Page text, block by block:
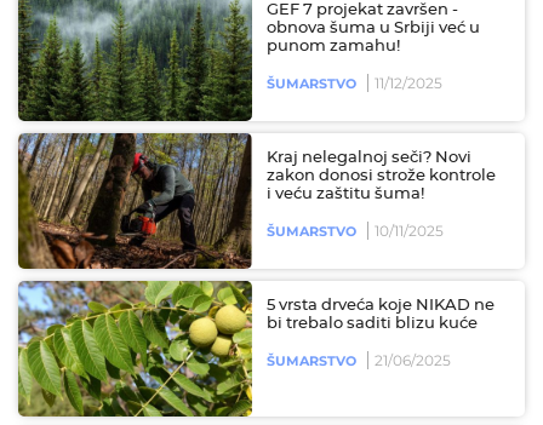
GEF 7 projekat završen -
obnova šuma u Srbiji već u
punom zamahu!
ŠUMARSTVO 11/12/2025
Kraj nelegalnoj seči? Novi
zakon donosi strože kontrole
i veću zaštitu šuma!
ŠUMARSTVO 10/11/2025
5 vrsta drveća koje NIKAD ne
bi trebalo saditi blizu kuće
ŠUMARSTVO 21/06/2025